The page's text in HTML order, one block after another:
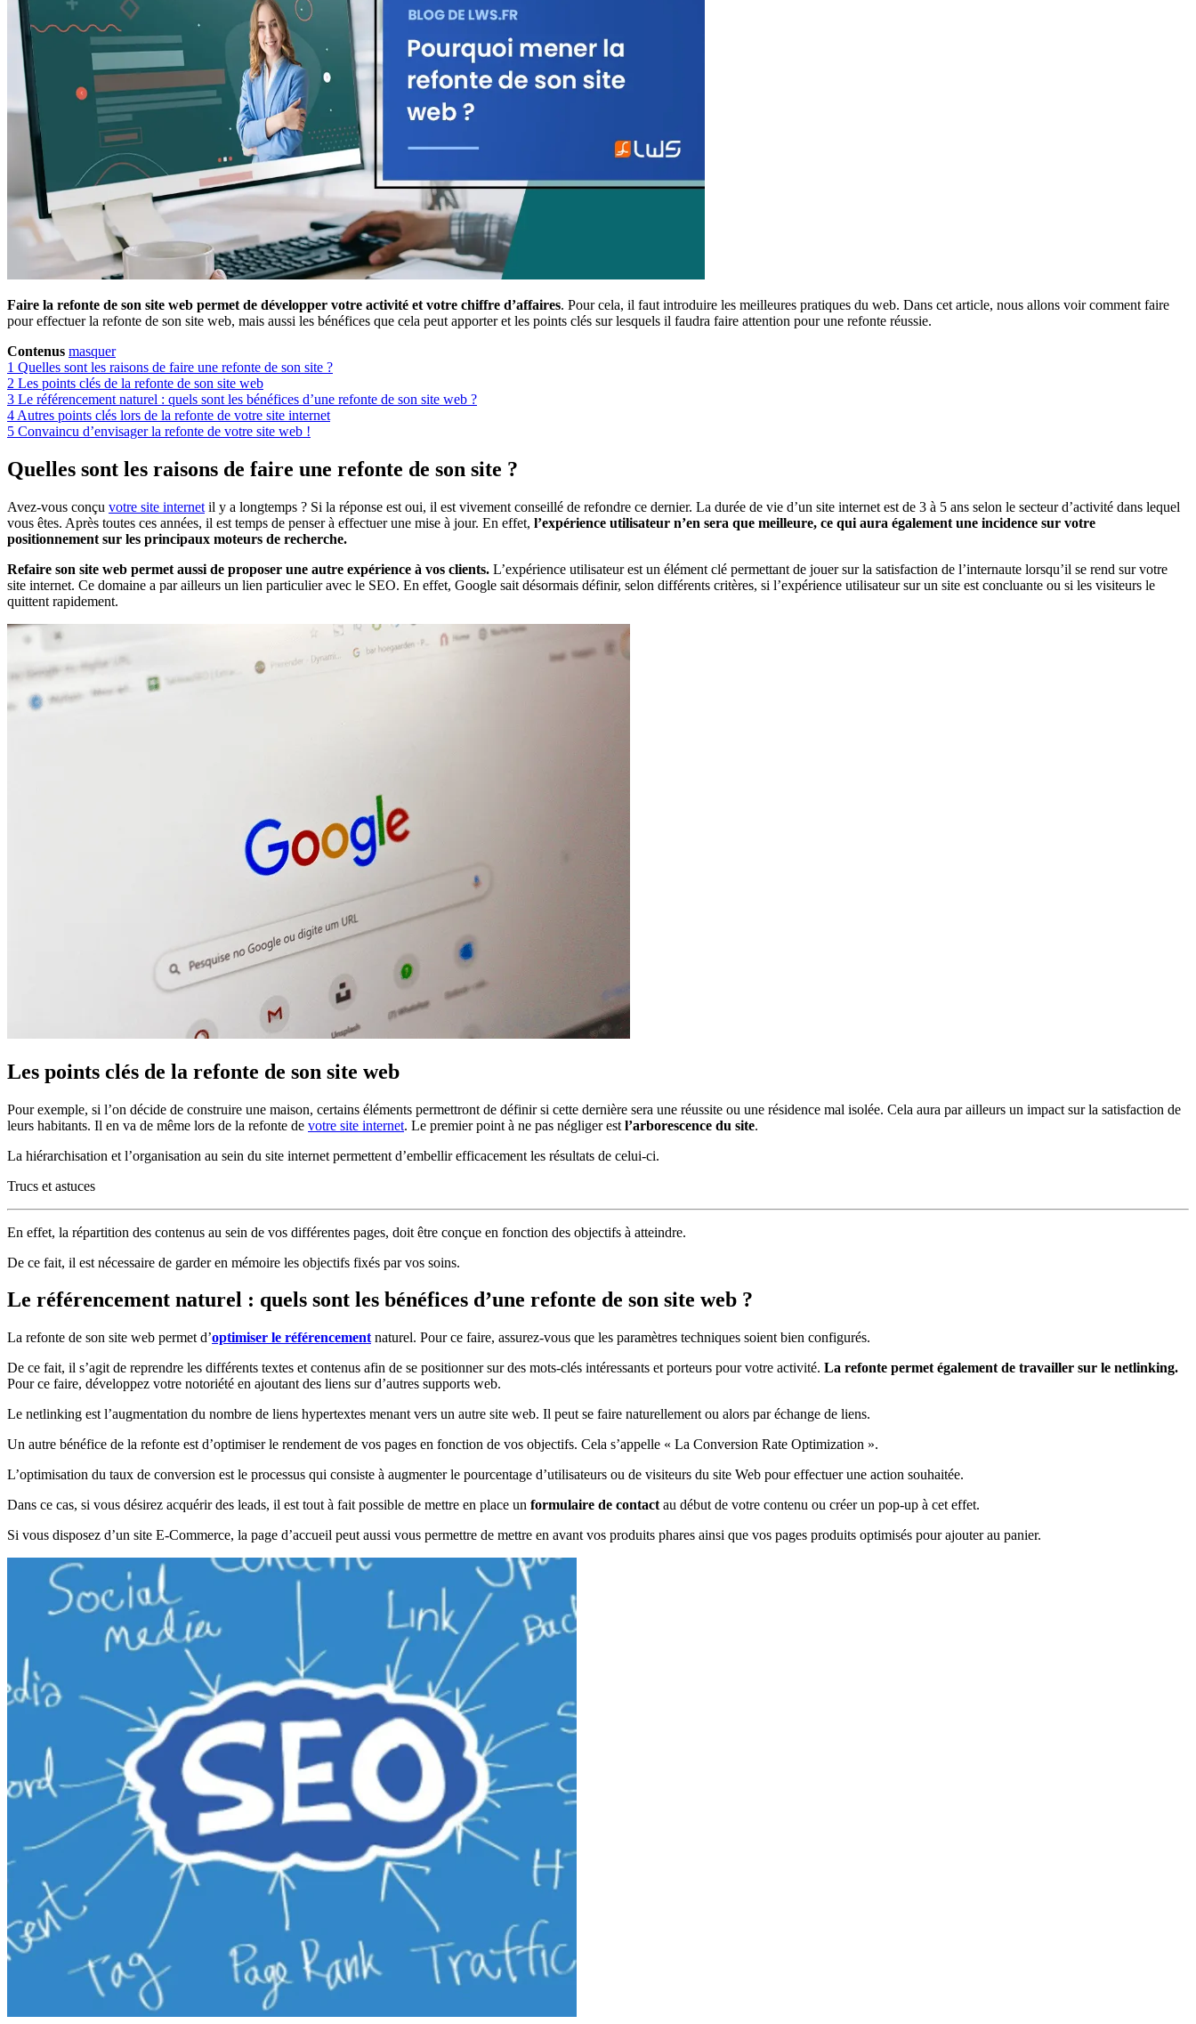
Faire la refonte de son site web permet de développer votre activité et votre chiffre d’affaires. Pour cela, il faut introduire les meilleures pratiques du web. Dans cet article, nous allons voir comment faire
pour effectuer la refonte de son site web, mais aussi les bénéfices que cela peut apporter et les points clés sur lesquels il faudra faire attention pour une refonte réussie.
Contenus masquer
1 Quelles sont les raisons de faire une refonte de son site ?
2 Les points clés de la refonte de son site web
3 Le référencement naturel : quels sont les bénéfices d’une refonte de son site web ?
4 Autres points clés lors de la refonte de votre site internet
5 Convaincu d’envisager la refonte de votre site web !
Quelles sont les raisons de faire une refonte de son site ?
Avez-vous conçu votre site internet il y a longtemps ? Si la réponse est oui, il est vivement conseillé de refondre ce dernier. La durée de vie d’un site internet est de 3 à 5 ans selon le secteur d’activité dans lequel
vous êtes. Après toutes ces années, il est temps de penser à effectuer une mise à jour. En effet, l’expérience utilisateur n’en sera que meilleure, ce qui aura également une incidence sur votre
positionnement sur les principaux moteurs de recherche.
Refaire son site web permet aussi de proposer une autre expérience à vos clients. L’expérience utilisateur est un élément clé permettant de jouer sur la satisfaction de l’internaute lorsqu’il se rend sur votre
site internet. Ce domaine a par ailleurs un lien particulier avec le SEO. En effet, Google sait désormais définir, selon différents critères, si l’expérience utilisateur sur un site est concluante ou si les visiteurs le
quittent rapidement.
Les points clés de la refonte de son site web
Pour exemple, si l’on décide de construire une maison, certains éléments permettront de définir si cette dernière sera une réussite ou une résidence mal isolée. Cela aura par ailleurs un impact sur la satisfaction de
leurs habitants. Il en va de même lors de la refonte de votre site internet. Le premier point à ne pas négliger est l’arborescence du site.
La hiérarchisation et l’organisation au sein du site internet permettent d’embellir efficacement les résultats de celui-ci.
Trucs et astuces
En effet, la répartition des contenus au sein de vos différentes pages, doit être conçue en fonction des objectifs à atteindre.
De ce fait, il est nécessaire de garder en mémoire les objectifs fixés par vos soins.
Le référencement naturel : quels sont les bénéfices d’une refonte de son site web ?
La refonte de son site web permet d’optimiser le référencement naturel. Pour ce faire, assurez-vous que les paramètres techniques soient bien configurés.
De ce fait, il s’agit de reprendre les différents textes et contenus afin de se positionner sur des mots-clés intéressants et porteurs pour votre activité. La refonte permet également de travailler sur le netlinking.
Pour ce faire, développez votre notoriété en ajoutant des liens sur d’autres supports web.
Le netlinking est l’augmentation du nombre de liens hypertextes menant vers un autre site web. Il peut se faire naturellement ou alors par échange de liens.
Un autre bénéfice de la refonte est d’optimiser le rendement de vos pages en fonction de vos objectifs. Cela s’appelle « La Conversion Rate Optimization ».
L’optimisation du taux de conversion est le processus qui consiste à augmenter le pourcentage d’utilisateurs ou de visiteurs du site Web pour effectuer une action souhaitée.
Dans ce cas, si vous désirez acquérir des leads, il est tout à fait possible de mettre en place un formulaire de contact au début de votre contenu ou créer un pop-up à cet effet.
Si vous disposez d’un site E-Commerce, la page d’accueil peut aussi vous permettre de mettre en avant vos produits phares ainsi que vos pages produits optimisés pour ajouter au panier.